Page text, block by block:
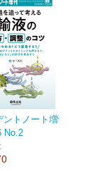
ントノート増刊
No.2